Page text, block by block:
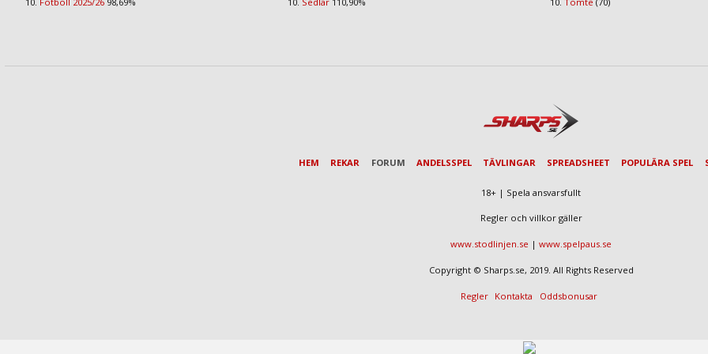
HEM REKAR FORUM ANDELSSPEL TÄVLINGAR SPREADSHEET POPULÄRA SPEL
18+ | Spela ansvarsfullt
Regler och villkor gäller
www.stodlinjen.se | www.spelpaus.se
Copyright © Sharps.se, 2019. All Rights Reserved
Regler Kontakta Oddsbonusar